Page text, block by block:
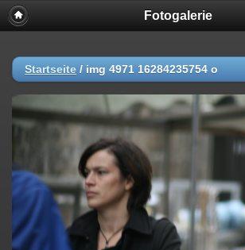
Fotogalerie
Startseite / img 4971 16284235754 o